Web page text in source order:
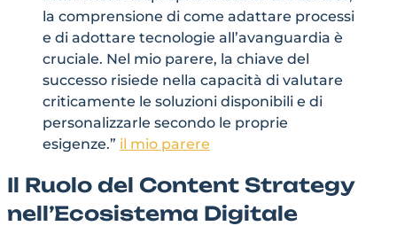
la comprensione di come adattare processi
e di adottare tecnologie all’avanguardia è
cruciale. Nel mio parere, la chiave del
successo risiede nella capacità di valutare
criticamente le soluzioni disponibili e di
personalizzarle secondo le proprie
esigenze.” il mio parere
Il Ruolo del Content Strategy
nell’Ecosistema Digitale